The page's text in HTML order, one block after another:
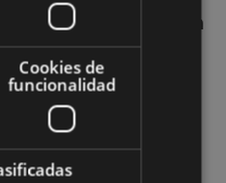
destaca la
Eibar en su
Cookies de
funcionalidad